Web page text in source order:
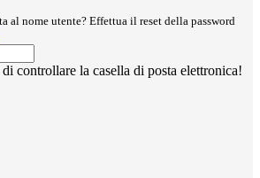
al nome utente? Effettua il reset della password
controllare la casella di posta elettronica!